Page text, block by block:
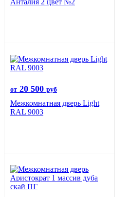
Анталия 2 цвет №2
от 20 500 руб
Межкомнатная дверь Light
RAL 9003